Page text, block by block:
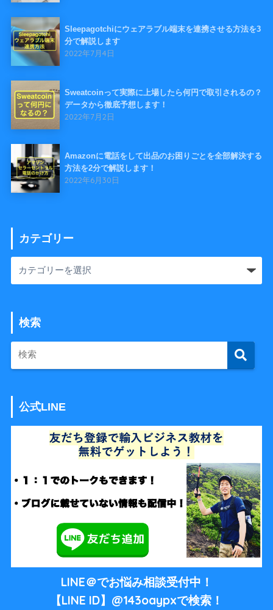
Sleepagotchiにウェアラブル端末を連携させる方法を3
分で解説します
2022年7月4日
Sweatcoinって実際に上場したら何円で取引されるの？
データから徹底予想します！
2022年7月2日
Amazonに電話をして出品のお困りごとを全部解決する
方法を2分で解説します！
2022年6月30日
カテゴリー
検索
公式LINE
LINE＠でお悩み相談受付中！
【LINE ID】@143oaypxで検索！